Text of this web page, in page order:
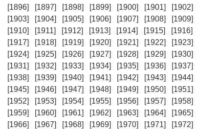
[1896]
[1897] [1898] [1899] [1900] [1901]
[1902]
[1903]
[1904] [1905] [1906] [1907] [1908]
[1909]
[1910]
[1911] [1912] [1913] [1914] [1915]
[1916]
[1917]
[1918] [1919] [1920] [1921] [1922]
[1923]
[1924]
[1925] [1926] [1927] [1928] [1929]
[1930]
[1931]
[1932] [1933] [1934] [1935] [1936]
[1937]
[1938]
[1939] [1940] [1941] [1942] [1943]
[1944]
[1945]
[1946] [1947] [1948] [1949] [1950]
[1951]
[1952]
[1953] [1954] [1955] [1956] [1957]
[1958]
[1959]
[1960] [1961] [1962] [1963] [1964]
[1965]
[1966]
[1967] [1968] [1969] [1970] [1971]
[1972]